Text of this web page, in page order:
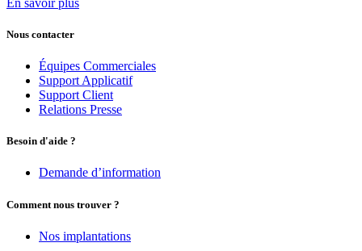
Nous contacter
Équipes Commerciales
Support Applicatif
Support Client
Relations Presse
Besoin d'aide ?
Demande d’information
Comment nous trouver ?
Nos implantations